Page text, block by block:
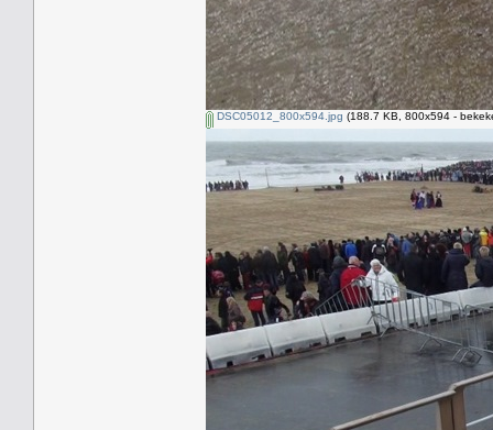
DSC05012_800x594.jpg (188.7 KB, 800x594 -